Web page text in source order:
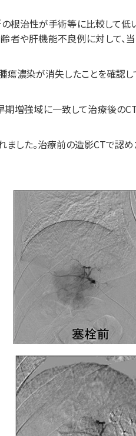
根治性が手術等に比較して低
者や肝機能不良例に対して、
瘍濃染が消失したことを確認
増強域に一致して治療後の
ました。治療前の造影CTで認